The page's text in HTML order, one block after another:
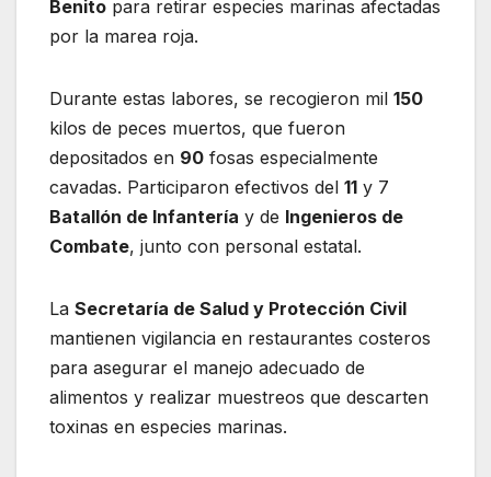
Benito para retirar especies marinas afectadas
por la marea roja.
Durante estas labores, se recogieron mil 150
kilos de peces muertos, que fueron
depositados en 90 fosas especialmente
cavadas. Participaron efectivos del 11 y 7
Batallón de Infantería y de Ingenieros de
Combate, junto con personal estatal.
La Secretaría de Salud y Protección Civil
mantienen vigilancia en restaurantes costeros
para asegurar el manejo adecuado de
alimentos y realizar muestreos que descarten
toxinas en especies marinas.